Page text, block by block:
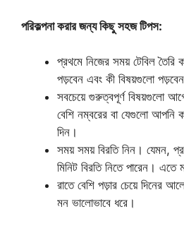
পরিকল্পনা করার জন্য কিছু সহজ টিপস:
প্রথমে নিজের সময় টেবিল
পড়বেন এবং কী বিষয়গুলো
সবচেয়ে গুরুত্বপূর্ণ বিষয়গুলো
বেশি নম্বরের বা যেগুলো
দিন।
সময় সময় বিরতি নিন। যেমন,
মিনিট বিরতি নিতে পারেন।
রাতে বেশি পড়ার চেয়ে দিনের
মন ভালোভাবে ধরে।